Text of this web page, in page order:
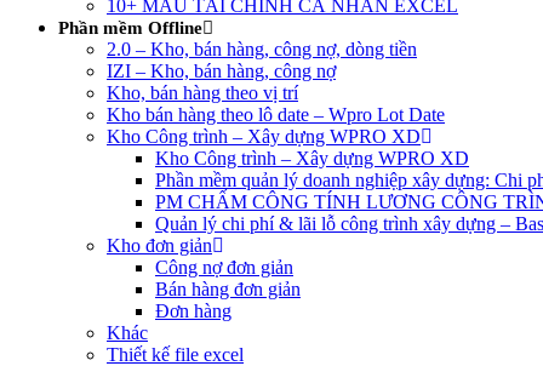
10+ MẪU TÀI CHÍNH CÁ NHÂN EXCEL
Phần mềm Offline
2.0 – Kho, bán hàng, công nợ, dòng tiền
IZI – Kho, bán hàng, công nợ
Kho, bán hàng theo vị trí
Kho bán hàng theo lô date – Wpro Lot Date
Kho Công trình – Xây dựng WPRO XD
Kho Công trình – Xây dựng WPRO XD
Phần mềm quản lý doanh nghiệp xây dựng: Chi
PM CHẤM CÔNG TÍNH LƯƠNG CÔNG
Quản lý chi phí & lãi lỗ công trình xây dựng –
Kho đơn giản
Công nợ đơn giản
Bán hàng đơn giản
Đơn hàng
Khác
Thiết kế file excel